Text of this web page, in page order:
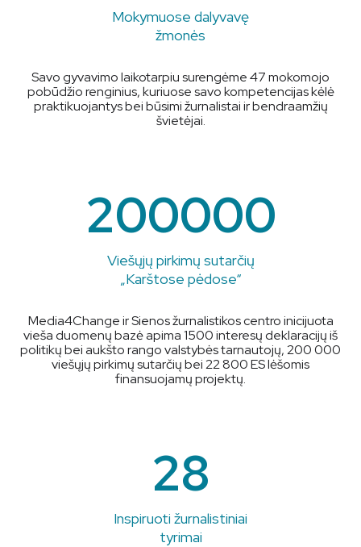
Mokymuose dalyvavę
žmonės
Savo gyvavimo laikotarpiu surengėme 47 mokomojo
pobūdžio renginius, kuriuose savo kompetencijas kėlė
praktikuojantys bei būsimi žurnalistai ir bendraamžių
švietėjai.
200000
Viešųjų pirkimų sutarčių
„Karštose pėdose“
Media4Change ir Sienos žurnalistikos centro inicijuota
vieša duomenų bazė apima 1500 interesų deklaracijų iš
politikų bei aukšto rango valstybės tarnautojų, 200 000
viešųjų pirkimų sutarčių bei 22 800 ES lėšomis
finansuojamų projektų.
28
Inspiruoti žurnalistiniai
tyrimai